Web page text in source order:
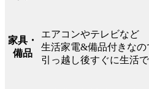
家具・
備品
エアコンやテレビなど
生活家電&備品付きなの
引っ越し後すぐに生活で